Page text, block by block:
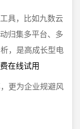
具，比如九数云
归集多平台、多
，是高成长型电
在线试用
更为企业规避风